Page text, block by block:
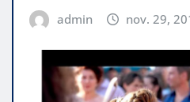
admin nov. 29,